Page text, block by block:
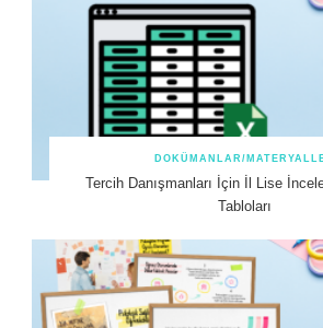
DOKÜMANLAR/
Tercih Danışmanları İçin İl Lise
Tabloları